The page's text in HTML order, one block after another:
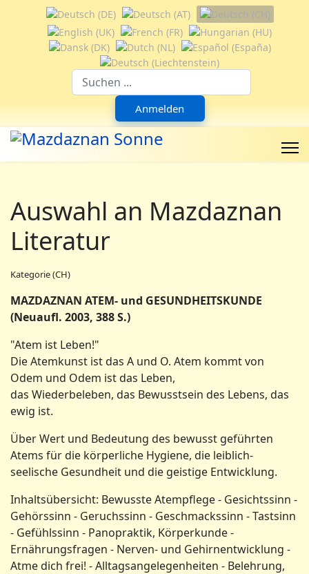
Sprache auswählen
Anmelden
Auswahl an Mazdaznan
Literatur
Kategorie (CH)
MAZDAZNAN ATEM- und GESUNDHEITSKUNDE
(Neuaufl. 2003, 388 S.)
"Atem ist Leben!"
Die Atemkunst ist das A und O. Atem kommt von
Odem und Odem ist das Leben,
das Wiederbeleben, das Bewusstsein des Lebens, das
ewig ist.
Über Wert und Bedeutung des bewusst geführten
Atems für die körperliche Hygiene, die leiblich-
seelische Gesundheit und die geistige Entwicklung.
Inhaltsübersicht: Bewusste Atempflege - Gesichtssinn -
Gehörssinn - Geruchssinn - Geschmackssinn - Tastsinn
- Gefühlssinn - Panopraktik, Körperkunde -
Ernährungsfragen - Nerven- und Gehirnentwicklung -
Atme dich frei! - Alltagsangelegenheiten - Belehrung,